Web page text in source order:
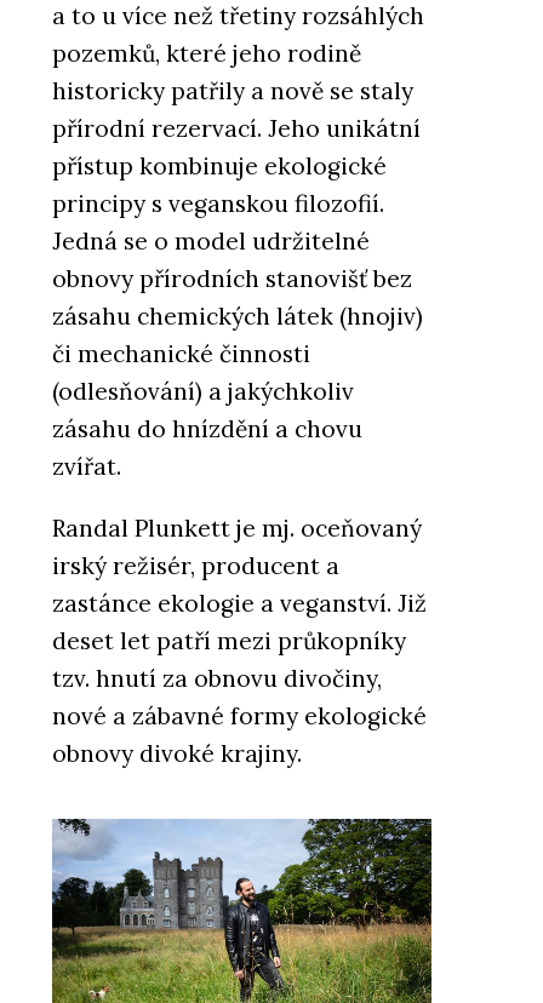
a to u více než třetiny rozsáhlých
pozemků, které jeho rodině
historicky patřily a nově se staly
přírodní rezervací. Jeho unikátní
přístup kombinuje ekologické
principy s veganskou filozofií.
Jedná se o model udržitelné
obnovy přírodních stanovišť bez
zásahu chemických látek (hnojiv)
či mechanické činnosti
(odlesňování) a jakýchkoliv
zásahu do hnízdění a chovu
zvířat.
Randal Plunkett je mj. oceňovaný
irský režisér, producent a
zastánce ekologie a veganství. Již
deset let patří mezi průkopníky
tzv. hnutí za obnovu divočiny,
nové a zábavné formy ekologické
obnovy divoké krajiny.